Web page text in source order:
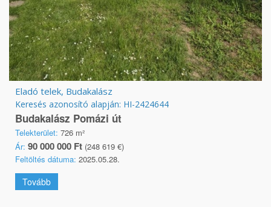
Eladó telek, Budakalász
Keresés azonosító alapján: HI-2424644
Budakalász Pomázi út
Telekterület: 726 m²
Ár: 90 000 000 Ft (248 619 €)
Feltöltés dátuma: 2025.05.28.
Tovább